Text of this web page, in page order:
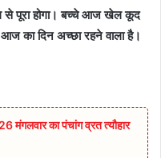
पूरा होगा। बच्चे आज खेल कूद
का दिन अच्छा रहने वाला है।
का पंचांग व्रत त्यौहार